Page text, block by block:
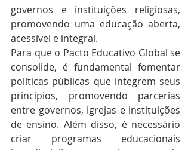
governos e instituições religiosas,
promovendo uma educação aberta,
acessível e integral.
Para que o Pacto Educativo Global se
consolide, é fundamental fomentar
políticas públicas que integrem seus
princípios, promovendo parcerias
entre governos, igrejas e instituições
de ensino. Além disso, é necessário
criar programas educacionais